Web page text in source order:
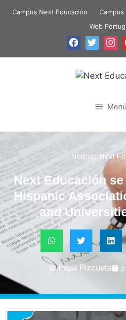
Campus Next Educación Campus
Web
Menú
Noticias Next
Next Educación
Hispanic
and
Pepa Pizcueta